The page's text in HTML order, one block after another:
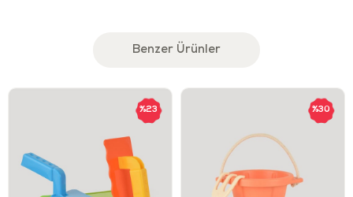
yaş ve üzeri çocuklar için özel olarak tasarlandı.
Yaz eğlencesinin vazgeçilmez oyuncağı su tabancaları şimdi
Let’s Be Child kalitesiyle geliyor! Eğlence dolu saatler için
tasarlanan bu su tabancası, hem çocukların hem de
yetişkinlerin açık hava aktivitelerine hareket katıyor. Hem
güvenli hem de dayanıklı yapısıyla bu set, serinletici su
savaşlarını bambaşka bir seviyeye taşıyor! 8 Metreye Kadar
Atış Mesafesi ile güçlü pompalama sistemi sayesinde tam 8
Benzer Ürünler
%23 %30